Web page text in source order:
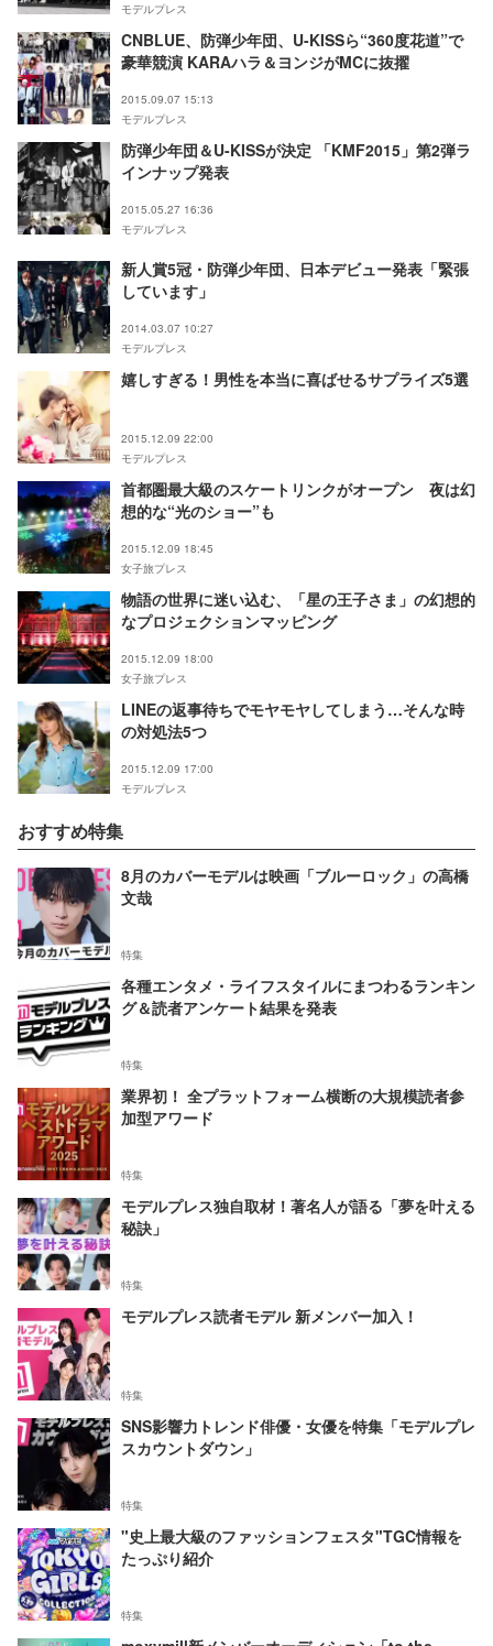
モデルプレス
CNBLUE、防弾少年団、U-KISSら“360度花道”で
豪華競演 KARAハラ＆ヨンジがMCに抜擢
2015.09.07 15:13
モデルプレス
防弾少年団＆U-KISSが決定 「KMF2015」第2弾ラ
インナップ発表
2015.05.27 16:36
モデルプレス
新人賞5冠・防弾少年団、日本デビュー発表「緊張
しています」
2014.03.07 10:27
モデルプレス
嬉しすぎる！男性を本当に喜ばせるサプライズ5選
2015.12.09 22:00
モデルプレス
首都圏最大級のスケートリンクがオープン 夜は幻
想的な“光のショー”も
2015.12.09 18:45
女子旅プレス
物語の世界に迷い込む、「星の王子さま」の幻想的
なプロジェクションマッピング
2015.12.09 18:00
女子旅プレス
LINEの返事待ちでモヤモヤしてしまう…そんな時
の対処法5つ
2015.12.09 17:00
モデルプレス
おすすめ特集
8月のカバーモデルは映画「ブルーロック」の高橋
文哉
特集
各種エンタメ・ライフスタイルにまつわるランキン
グ＆読者アンケート結果を発表
特集
業界初！ 全プラットフォーム横断の大規模読者参
加型アワード
特集
モデルプレス独自取材！著名人が語る「夢を叶える
秘訣」
特集
モデルプレス読者モデル 新メンバー加入！
特集
SNS影響力トレンド俳優・女優を特集「モデルプレ
スカウントダウン」
特集
"史上最大級のファッションフェスタ"TGC情報を
たっぷり紹介
特集